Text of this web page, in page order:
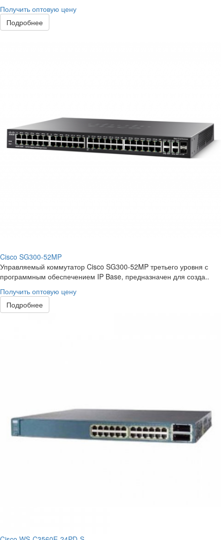
Получить оптовую цену
Подробнее
Cisco SG300-52MP
Управляемый коммутатор Cisco SG300-52MP третьего уровня с
программным обеспечением IP Base, предназначен для созда..
Получить оптовую цену
Подробнее